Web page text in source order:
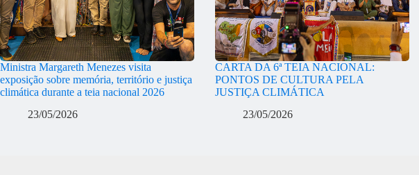
Ministra Margareth Menezes visita
exposição sobre memória, território e justiça
climática durante a teia nacional 2026
23/05/2026
CARTA DA 6ª TEIA NACIONAL:
PONTOS DE CULTURA PELA
JUSTIÇA CLIMÁTICA
23/05/2026